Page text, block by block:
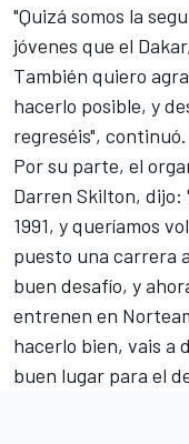
"Quizá somos la
jóvenes que el
También quiero
hacerlo posible, y
regreséis", continuó.
Por su parte, el
Darren Skilton, dijo:
1991, y queríamos
puesto una carrera
buen desafío, y
entrenen en
hacerlo bien, vais a
buen lugar para el